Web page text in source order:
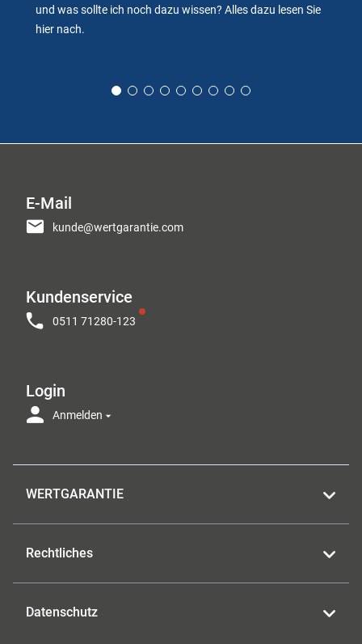
und was sollte ich noch dazu wissen? Alles dazu lesen Sie
hier nach.
E-Mail
kunde@wertgarantie.com
Kundenservice
0511 71280-123
Login
Anmelden
WERTGARANTIE
Rechtliches
Datenschutz